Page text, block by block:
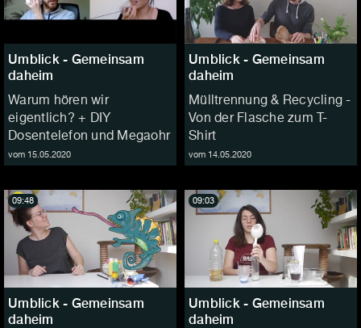
Umblick - Gemeinsam
daheim
Warum hören wir
eigentlich? + DIY
Dosentelefon und Megaohr
vom 15.05.2020
Umblick - Gemeinsam
daheim
Mülltrennung & Recycling -
Von der Flasche zum T-
Shirt
vom 14.05.2020
Umblick - Gemeinsam
daheim
09:48
Umblick - Gemeinsam
daheim
09:03